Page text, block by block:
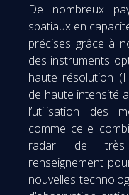
De nombreux
spatiaux en
précises grâce à
des instruments
haute résolution
de haute intensité
l’utilisation des
comme celle
radar de très
renseignement
nouvelles